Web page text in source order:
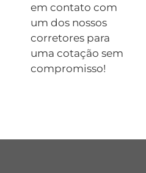
em contato com
um dos nossos
corretores para
uma cotação sem
compromisso!